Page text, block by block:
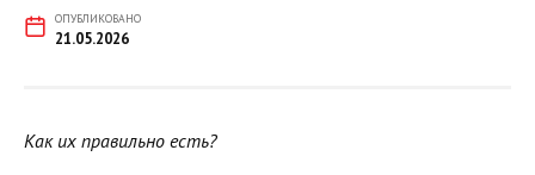
ОПУБЛИКОВАНО
21.05.2026
Как их правильно есть?